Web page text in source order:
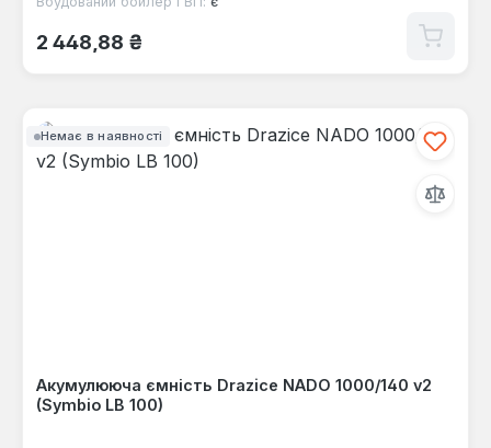
Звичайна ціна:
2 448,88 ₴
Немає в наявності
Акумулююча ємність Drazice NADO 1000/140 v2
(Symbio LB 100)